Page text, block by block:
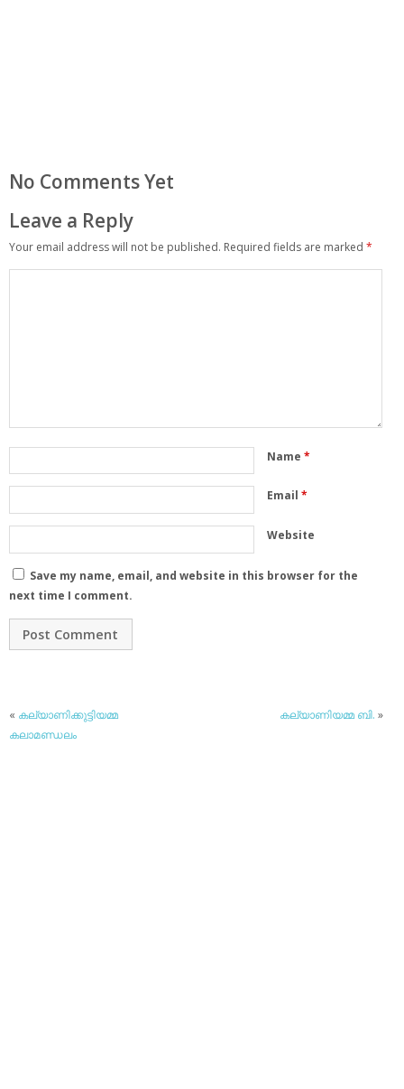
No Comments Yet
Leave a Reply
Your email address will not be published. Required fields are marked *
Name *
Email *
Website
Save my name, email, and website in this browser for the
next time I comment.
« കല്യാണിക്കുട്ടിയമ്മ
കലാമണ്ഡലം
കല്യാണിയമ്മ ബി. »